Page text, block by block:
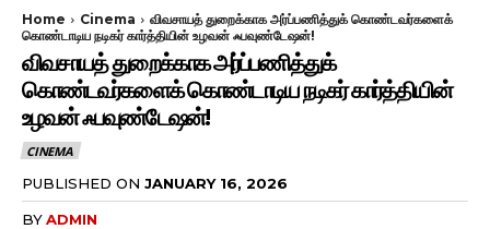
Home Cinema
விவசாயத் துறைக்காக அர்ப்பணித்துக் கொண்டவர்களைக்
கொண்டாடிய நடிகர் கார்த்தியின் உழவன் ஃபவுண்டேஷன்!
விவசாயத் துறைக்காக அர்ப்பணித்துக்
கொண்டவர்களைக் கொண்டாடிய நடிகர் கார்த்தியின்
உழவன் ஃபவுண்டேஷன்!
CINEMA
PUBLISHED ON JANUARY 16, 2026
BYADMIN